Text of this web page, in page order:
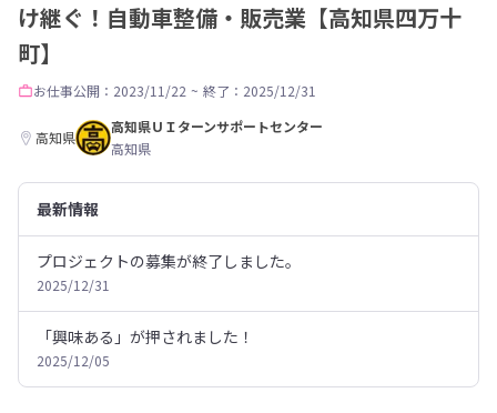
け継ぐ！自動車整備・販売業【高知県四万十
町】
お仕事公開：2023/11/22 ~ 終了：2025/12/31
高知県
高知県ＵＩターンサポートセンター
高知県
最新情報
プロジェクトの募集が終了しました。
2025/12/31
「興味ある」が押されました！
2025/12/05